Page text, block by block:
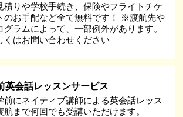
積りや学校手続き、保険やフライトチケ
のお手配など全て無料です！ ※渡航先や
グラムによって、一部例外があります。
くはお問い合わせください
英会話レッスンサービス
前にネイティブ講師による英会話レッス
航まで何回でも受講いただけます。